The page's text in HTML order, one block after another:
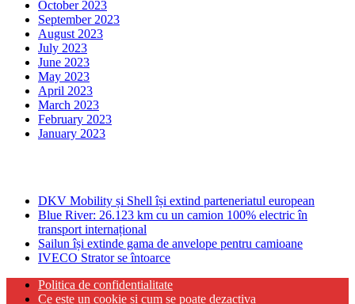
October 2023
September 2023
August 2023
July 2023
June 2023
May 2023
April 2023
March 2023
February 2023
January 2023
DKV Mobility și Shell își extind parteneriatul european
Blue River: 26.123 km cu un camion 100% electric în
transport internațional
Sailun își extinde gama de anvelope pentru camioane
IVECO Strator se întoarce
Politica de confidentialitate
Ce este un cookie si cum se poate dezactiva